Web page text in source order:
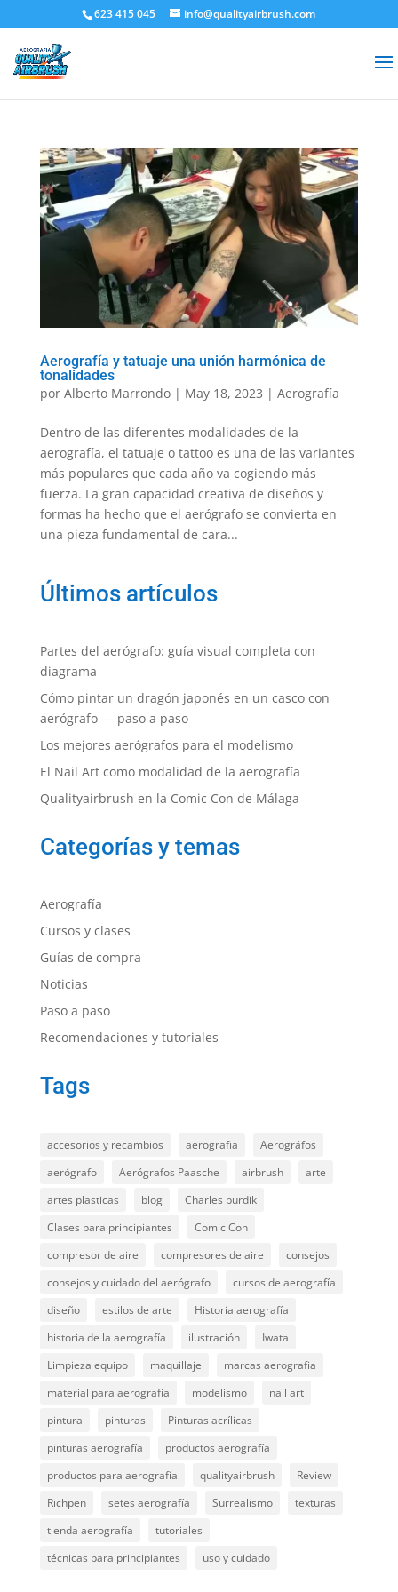
623 415 045 info@qualityairbrush.com
Aerografía y tatuaje una unión harmónica de
tonalidades
por Alberto Marrondo| May 18, 2023 | Aerografía
Dentro de las diferentes modalidades de la
aerografía, el tatuaje o tattoo es una de las variantes
más populares que cada año va cogiendo más
fuerza. La gran capacidad creativa de diseños y
formas ha hecho que el aerógrafo se convierta en
una pieza fundamental de cara...
Últimos artículos
Partes del aerógrafo: guía visual completa con
diagrama
Cómo pintar un dragón japonés en un casco con
aerógrafo — paso a paso
Los mejores aerógrafos para el modelismo
El Nail Art como modalidad de la aerografía
Qualityairbrush en la Comic Con de Málaga
Categorías y temas
Aerografía
Cursos y clases
Guías de compra
Noticias
Paso a paso
Recomendaciones y tutoriales
Tags
accesorios y recambios aerografia
Aerográfos
aerógrafo
Aerógrafos Paasche airbrush
arte
artes plasticas
blog
Charles burdik
Clases para principiantes
Comic Con
compresor de aire
compresores de aire
consejos
consejos y cuidado del aerógrafo
cursos de aerografía
diseño
estilos de arte
Historia aerografía
historia de la aerografía
ilustración
Iwata
Limpieza equipo
maquillaje
marcas aerografia
material para aerografia
modelismo
nail art
pintura
pinturas
Pinturas acrílicas
pinturas aerografía
productos aerografía
productos para aerografía
qualityairbrush
Review
Richpen
setes aerografía Surrealismo
texturas
tienda aerografía
tutoriales
técnicas para principiantes
uso y cuidado